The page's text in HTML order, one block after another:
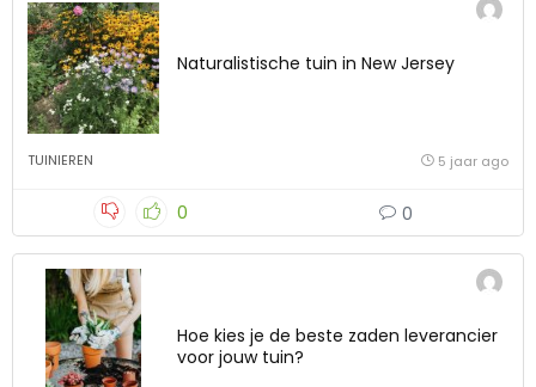
Naturalistische tuin in New Jersey
TUINIEREN 5 jaar ago
0 0
Hoe kies je de beste zaden leverancier
voor jouw tuin?